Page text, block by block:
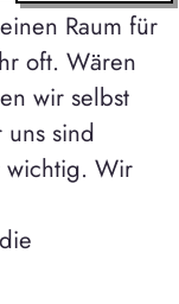
Raum für
oft. Wären
wir selbst
sind
wichtig. Wir